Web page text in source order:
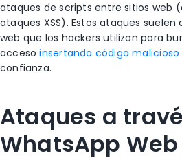
ataques de scripts entre sitios web
ataques XSS). Estos ataques
web que los hackers utilizan para
accesoinsertando código malicioso
confianza.
Ataques a
WhatsApp Web